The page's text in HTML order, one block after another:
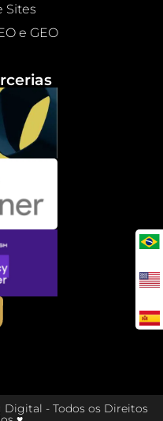
Sites
e GEO
Digital - Todos os Direitos